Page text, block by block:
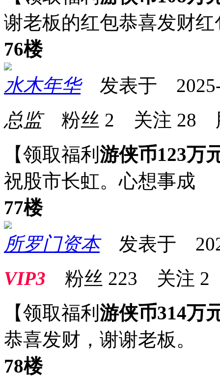
谢老板的红包恭喜发财
76楼
水木年华发表于 2025-
总监粉丝 2 关注 28
【领取福利 游侠币123万
祝股市长虹。心想事成
77楼
所罗门资本发表于
VIP3 粉丝 223 关注 2
【领取福利 游侠币314万
恭喜发财，谢谢
78楼